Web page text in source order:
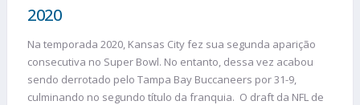
2020
Na temporada 2020, Kansas City fez sua segunda aparição
consecutiva no Super Bowl. No entanto, dessa vez acabou
sendo derrotado pelo Tampa Bay Buccaneers por 31-9,
culminando no segundo título da franquia. O draft da NFL de